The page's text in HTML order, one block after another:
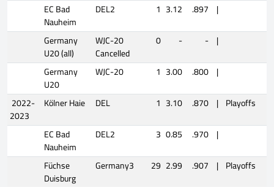
EC Bad
Nauheim
DEL2 1 3.12 .897 |
Germany
U20 (all)
WJC-20
Cancelled
0 - - |
Germany
U20
WJC-20 1 3.00 .800 |
2022-
2023
Kölner Haie DEL 1 3.10 .870 | Playoffs
EC Bad
Nauheim
DEL2 3 0.85 .970 |
Füchse
Duisburg
Germany3 29 2.99 .907 | Playoffs